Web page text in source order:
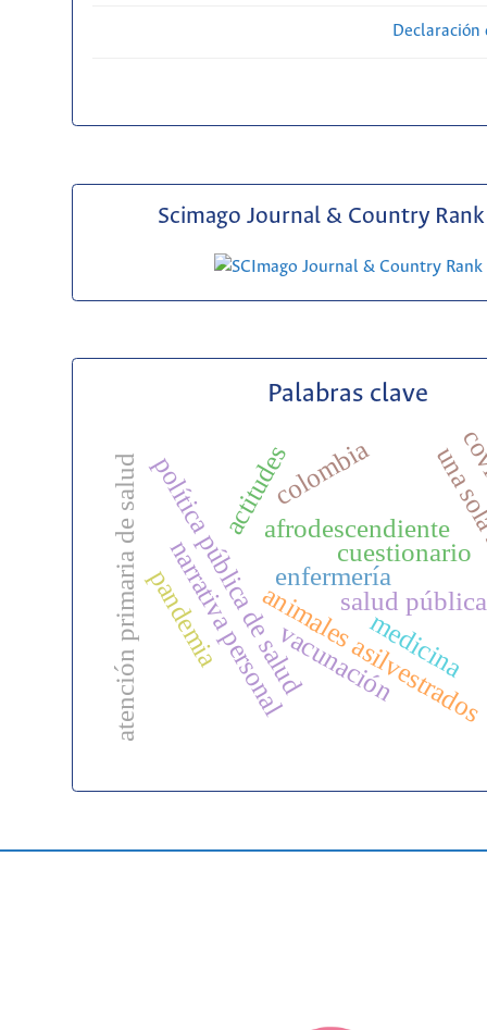
Declaración
Scimago Journal & Country Rank
Palabras clave
una
animales asilvestrados
salud pública
afrodescendiente
política pública de salud
narrativa personalvacunación
pandemia
actitudes
cuestionario
medicina
enfermería
colombia
atención primaria de salud